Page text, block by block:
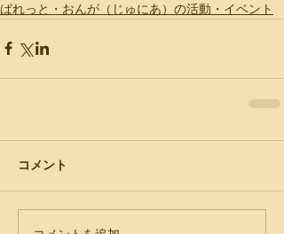
ぱれっと・おんが（じゅにあ）の活動・イベント
コメント